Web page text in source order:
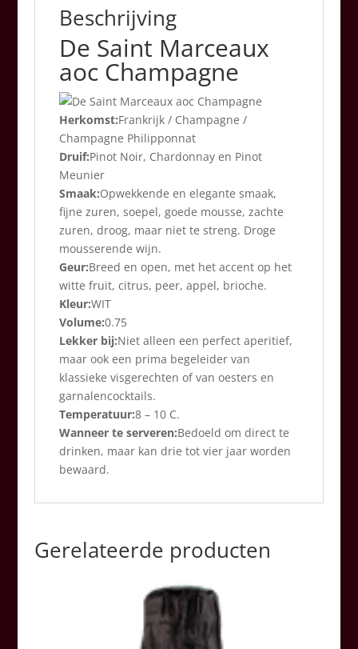
Beschrijving
De Saint Marceaux
aoc Champagne
Herkomst:Frankrijk / Champagne /
Champagne Philipponnat
Druif:Pinot Noir, Chardonnay en Pinot
Meunier
Smaak:Opwekkende en elegante smaak,
fijne zuren, soepel, goede mousse, zachte
zuren, droog, maar niet te streng. Droge
mousserende wijn.
Geur:Breed en open, met het accent op het
witte fruit, citrus, peer, appel, brioche.
Kleur:WIT
Volume:0.75
Lekker bij:Niet alleen een perfect aperitief,
maar ook een prima begeleider van
klassieke visgerechten of van oesters en
garnalencocktails.
Temperatuur:8 – 10 C.
Wanneer te serveren:Bedoeld om direct te
drinken, maar kan drie tot vier jaar worden
bewaard.
Gerelateerde producten